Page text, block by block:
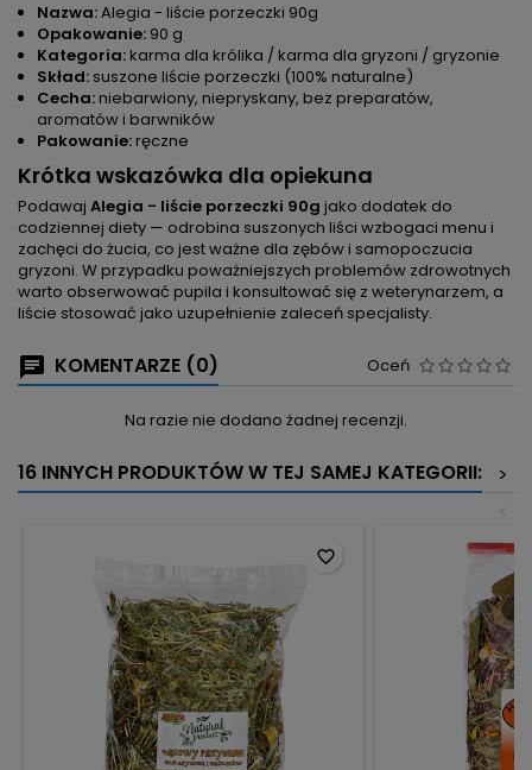
Nazwa:Alegia - liście porzeczki 90g
Opakowanie: 90 g
Kategoria:karma dla królika / karma dla gryzoni / gryzonie
Skład: suszone liście porzeczki (100% naturalne)
Cecha:niebarwiony, niepryskany, bez preparatów,
aromatów i barwników
Pakowanie:ręczne
Krótka wskazówka dla opiekuna
Podawaj Alegia - liście porzeczki 90g jako dodatek do
codziennej diety — odrobina suszonych liści wzbogaci menu i
zachęci do żucia, co jest ważne dla zębów i samopoczucia
gryzoni. W przypadku poważniejszych problemów zdrowotnych
warto obserwować pupila i konsultować się z weterynarzem, a
liście stosować jako uzupełnienie zaleceń specjalisty.
KOMENTARZE (0) Oceń
Na razie nie dodano żadnej recenzji.
16 INNYCH PRODUKTÓW W TEJ SAMEJ KATEGORII:
>
<
favorite_border